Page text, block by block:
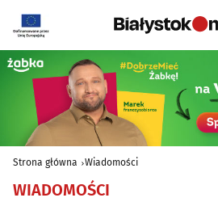
Strona główna Wiadomości
WIADOMOŚCI